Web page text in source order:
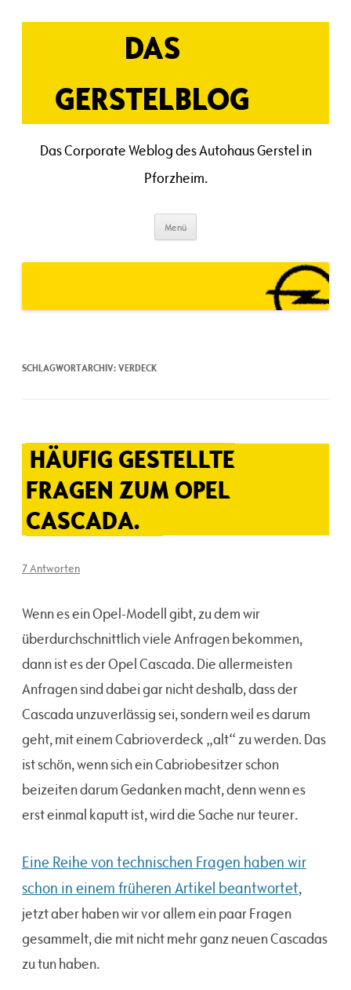
Inhalt
DAS
GERSTELBLOG
Das Corporate Weblog des Autohaus Gerstel in
Pforzheim.
Menü
SCHLAGWORTARCHIV:VERDECK
HÄUFIG GESTELLTE
FRAGEN ZUM OPEL
CASCADA.
7 Antworten
Wenn es ein Opel-Modell gibt, zu dem wir
überdurchschnittlich viele Anfragen bekommen,
dann ist es der Opel Cascada. Die allermeisten
Anfragen sind dabei gar nicht deshalb, dass der
Cascada unzuverlässig sei, sondern weil es darum
geht, mit einem Cabrioverdeck „alt“ zu werden. Das
ist schön, wenn sich ein Cabriobesitzer schon
beizeiten darum Gedanken macht, denn wenn es
erst einmal kaputt ist, wird die Sache nur teurer.
Eine Reihe von technischen Fragen haben wir
schon in einem früheren Artikel beantwortet,
jetzt aber haben wir vor allem ein paar Fragen
gesammelt, die mit nicht mehr ganz neuen Cascadas
zu tun haben.